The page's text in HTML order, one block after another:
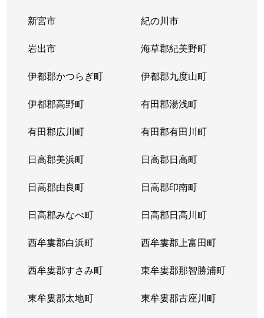
新宮市 紀の川市
岩出市 海草郡紀美野町
伊都郡かつらぎ町 伊都郡九度山町
伊都郡高野町 有田郡湯浅町
有田郡広川町 有田郡有田川町
日高郡美浜町 日高郡日高町
日高郡由良町 日高郡印南町
日高郡みなべ町 日高郡日高川町
西牟婁郡白浜町 西牟婁郡上富田町
西牟婁郡すさみ町 東牟婁郡那智勝浦町
東牟婁郡太地町 東牟婁郡古座川町